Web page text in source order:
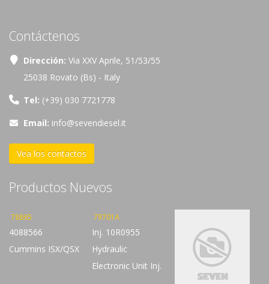
Contáctenos
Dirección: Via XXV Aprile, 51/53/55
25038 Rovato (Bs) - Italy
Tel: (+39) 030 7721778
Email: info@sevendiesel.it
Vea los contactos
Productos Nuevos
78865
4088566
Cummins ISX/QSX
79701A
Inj. 10R0955
Hydraulic
Electronic Unit Inj.